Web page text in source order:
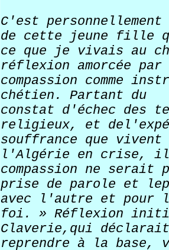
C'est personnellement
de cette jeune fille
ce que je vivais au
réflexion amorcée
compassion comme
chétien. Partant du
constat d'échec des
religieux, et
souffrance que vivent
l'Algérie en crise, il
compassion ne serait
prise de parole et
avec l'autre et pour
foi. » Réflexion
Claverie,qui
reprendre à la base,